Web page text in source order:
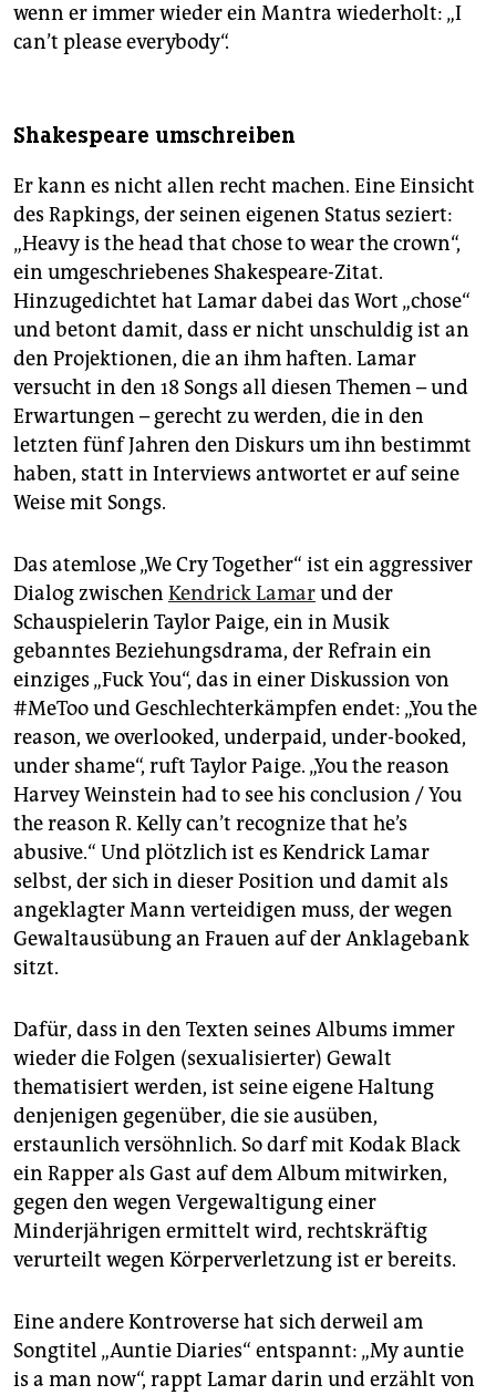
wenn er immer wieder ein Mantra wiederholt: „I
can’t ­please everybody“.
Shakespeare umschreiben
Er kann es nicht allen recht machen. Eine Einsicht
des Rapkings, der seinen eigenen Status seziert:
„Heavy is the head that chose to wear the crown“,
ein umgeschriebenes Shakespeare-Zitat.
Hinzugedichtet hat Lamar dabei das Wort „chose“
und betont damit, dass er nicht unschuldig ist an
den Projektionen, die an ihm haften. Lamar
versucht in den 18 Songs all diesen Themen – und
Erwartungen – gerecht zu werden, die in den
letzten fünf Jahren den Diskurs um ihn bestimmt
haben, statt in Interviews antwortet er auf seine
Weise mit Songs.
Das atemlose „We Cry Together“ ist ein aggressiver
Dialog zwischen Kendrick Lamarund der
Schauspielerin Taylor Paige, ein in Musik
gebanntes Beziehungsdrama, der Refrain ein
einziges „Fuck You“, das in einer Diskussion von
#MeToo und Geschlechterkämpfen endet: „You the
reason, we overlooked, underpaid, under-booked,
under shame“, ruft Taylor Paige. „You the reason
Harvey Weinstein had to see his conclusion / You
the reason R. Kelly can’t recognize that he’s
abusive.“ Und plötzlich ist es Kendrick Lamar
selbst, der sich in dieser Position und damit als
angeklagter Mann verteidigen muss, der wegen
Gewaltausübung an Frauen auf der Anklagebank
sitzt.
Dafür, dass in den Texten seines Albums immer
wieder die Folgen (sexualisierter) Gewalt
thematisiert werden, ist seine eigene Haltung
denjenigen gegenüber, die sie ausüben,
erstaunlich versöhnlich. So darf mit Kodak Black
ein Rapper als Gast auf dem Album mitwirken,
gegen den wegen Vergewaltigung einer
Minderjährigen ermittelt wird, rechtskräftig
verurteilt wegen Körperverletzung ist er bereits.
Eine andere Kontroverse hat sich derweil am
Songtitel „Auntie Diaries“ entspannt: „My auntie
is a man now“, rappt Lamar darin und erzählt von